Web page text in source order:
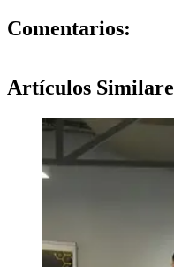
Comentarios:
Artículos